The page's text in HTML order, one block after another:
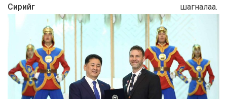
Сирийг шагналаа.